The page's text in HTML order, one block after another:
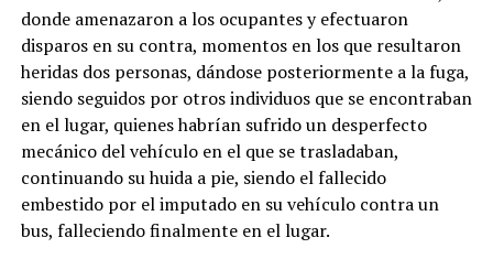
donde amenazaron a los ocupantes y efectuaron
disparos en su contra, momentos en los que resultaron
heridas dos personas, dándose posteriormente a la fuga,
siendo seguidos por otros individuos que se encontraban
en el lugar, quienes habrían sufrido un desperfecto
mecánico del vehículo en el que se trasladaban,
continuando su huida a pie, siendo el fallecido
embestido por el imputado en su vehículo contra un
bus, falleciendo finalmente en el lugar.